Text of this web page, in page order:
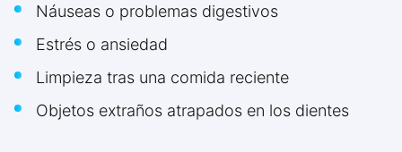
Náuseas o problemas digestivos
Estrés o ansiedad
Limpieza tras una comida reciente
Objetos extraños atrapados en los dientes